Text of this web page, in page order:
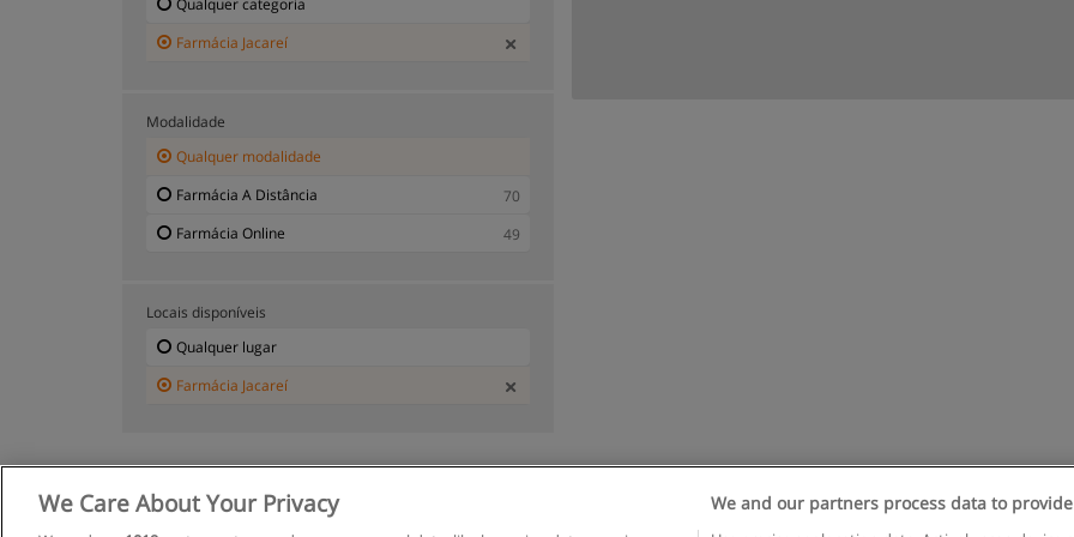
Qualquer categoria
Farmácia Jacareí
Modalidade
Qualquer modalidade
Farmácia A Distância
70
Farmácia Online
49
Locais disponíveis
Qualquer lugar
Farmácia Jacareí
We Care About Your Privacy We and our partners process data to